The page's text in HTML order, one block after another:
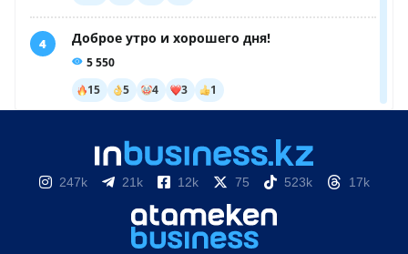
247k 21k 12k 75 523k 17k